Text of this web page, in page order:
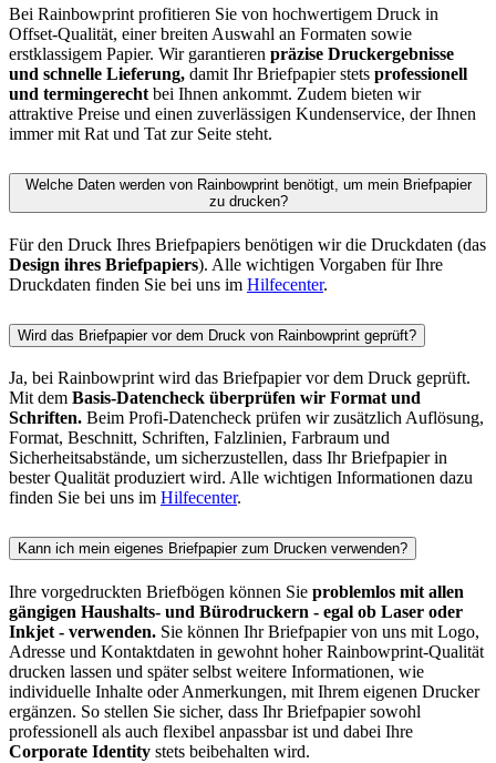
Bei Rainbowprint profitieren Sie von hochwertigem Druck in
Offset-Qualität, einer breiten Auswahl an Formaten sowie
erstklassigem Papier. Wir garantieren präzise Druckergebnisse
und schnelle Lieferung, damit Ihr Briefpapier stets professionell
und termingerecht bei Ihnen ankommt. Zudem bieten wir
attraktive Preise und einen zuverlässigen Kundenservice, der Ihnen
immer mit Rat und Tat zur Seite steht.
Welche Daten werden von Rainbowprint benötigt, um mein Briefpapier
zu drucken?
Für den Druck Ihres Briefpapiers benötigen wir die Druckdaten (das
Design ihres Briefpapiers). Alle wichtigen Vorgaben für Ihre
Druckdaten finden Sie bei uns im Hilfecenter.
Wird das Briefpapier vor dem Druck von Rainbowprint geprüft?
Ja, bei Rainbowprint wird das Briefpapier vor dem Druck geprüft.
Mit dem Basis-Datencheck überprüfen wir Format und
Schriften. Beim Profi-Datencheck prüfen wir zusätzlich Auflösung,
Format, Beschnitt, Schriften, Falzlinien, Farbraum und
Sicherheitsabstände, um sicherzustellen, dass Ihr Briefpapier in
bester Qualität produziert wird. Alle wichtigen Informationen dazu
finden Sie bei uns im Hilfecenter.
Kann ich mein eigenes Briefpapier zum Drucken verwenden?
Ihre vorgedruckten Briefbögen können Sie problemlos mit allen
gängigen Haushalts- und Bürodruckern - egal ob Laser oder
Inkjet - verwenden. Sie können Ihr Briefpapier von uns mit Logo,
Adresse und Kontaktdaten in gewohnt hoher Rainbowprint-Qualität
drucken lassen und später selbst weitere Informationen, wie
individuelle Inhalte oder Anmerkungen, mit Ihrem eigenen Drucker
ergänzen. So stellen Sie sicher, dass Ihr Briefpapier sowohl
professionell als auch flexibel anpassbar ist und dabei Ihre
Corporate Identity stets beibehalten wird.